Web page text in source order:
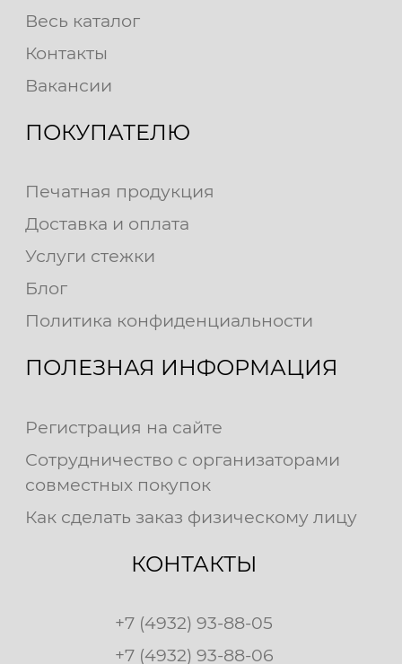
Весь каталог
Контакты
Вакансии
ПОКУПАТЕЛЮ
Печатная продукция
Доставка и оплата
Услуги стежки
Блог
Политика конфиденциальности
ПОЛЕЗНАЯ ИНФОРМАЦИЯ
Регистрация на сайте
Сотрудничество с организаторами
совместных покупок
Как сделать заказ физическому лицу
КОНТАКТЫ
+7 (4932) 93-88-05
+7 (4932) 93-88-06